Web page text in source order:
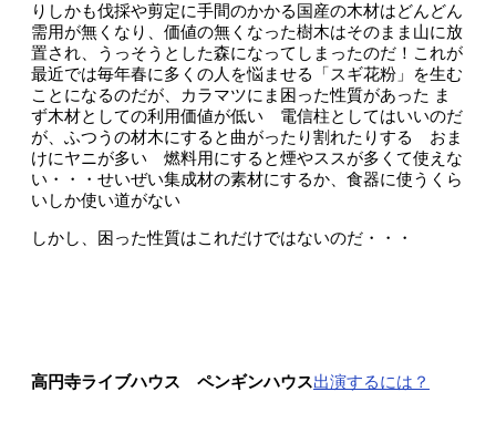
りしかも伐採や剪定に手間のかかる国産の木材はどんどん
需用が無くなり、価値の無くなった樹木はそのまま山に放
置され、うっそうとした森になってしまったのだ！これが
最近では毎年春に多くの人を悩ませる「スギ花粉」を生む
ことになるのだが、カラマツにま困った性質があった ま
ず木材としての利用価値が低い 電信柱としてはいいのだ
が、ふつうの材木にすると曲がったり割れたりする おま
けにヤニが多い 燃料用にすると煙やススが多くて使えな
い・・・せいぜい集成材の素材にするか、食器に使うくら
いしか使い道がない
しかし、困った性質はこれだけではないのだ・・・
高円寺ライブハウス ペンギンハウス出演するには？